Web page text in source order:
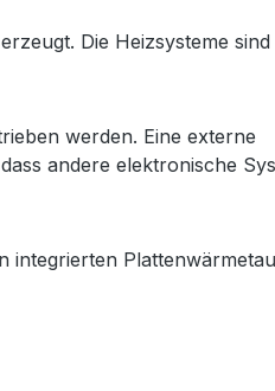
Die Heizsysteme sind
werden. Eine externe
andere elektronische
integrierten